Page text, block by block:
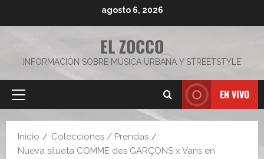
agosto 6, 2026
EL ZOCCO
INFORMACIÓN SOBRE MÚSICA URBANA Y STREETSTYLE
Menú
EN VIVO
Inicio
Colecciones / Prendas
Nueva silueta COMME des GARÇONS x Vans en